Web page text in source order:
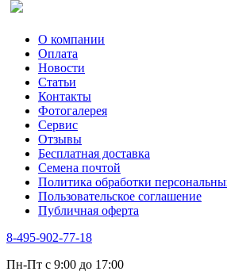
Тмин
Трава для чая
Туласи
Укроп
Фенхель пряный
Хризантема овощная
Цикорий пряный
Цикорий салатный (Витлуф)
Черемша
Шпинат
Щавель
Эндивий
Эстрагон
Алтей
Бессмертник
О компании
Оплата
Новости
Статьи
Контакты
Фотогалерея​
Сервис
Отзывы
Бесплатная доставка
Семена почтой
Политика обработки
Пользовательское соглашение
Публичная оферта
8-495-902-77-18
Пн-Пт с 9:00 до 17:00